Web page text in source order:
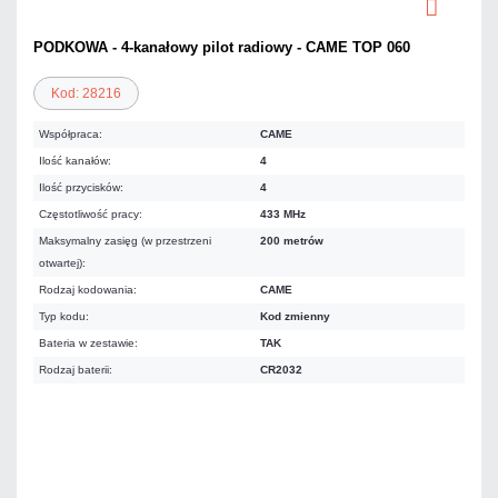
PODKOWA - 4-kanałowy pilot radiowy - CAME TOP 060
Kod: 28216
Współpraca: CAME
Ilość kanałów: 4
Ilość przycisków: 4
Częstotliwość pracy: 433 MHz
Maksymalny zasięg (w przestrzeni
otwartej):
200 metrów
Rodzaj kodowania: CAME
Typ kodu: Kod zmienny
Bateria w zestawie: TAK
Rodzaj baterii: CR2032